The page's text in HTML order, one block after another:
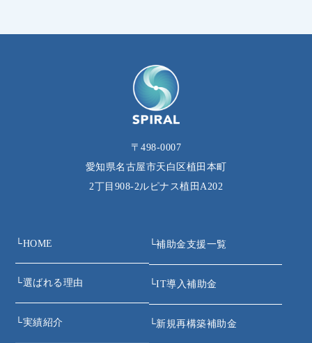
〒498-0007
愛知県名古屋市天白区植田本町
2丁目908‐2ルピナス植田A202
└HOME
└選ばれる理由
└実績紹介
└補助金支援一覧
└IT導入補助金
└新規再構築補助金